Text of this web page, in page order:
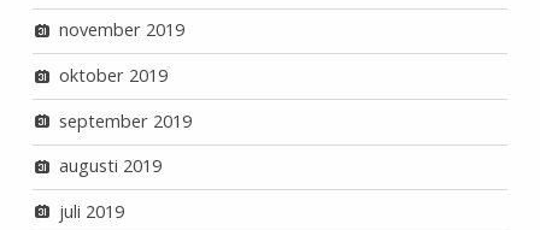
november 2019
oktober 2019
september 2019
augusti 2019
juli 2019